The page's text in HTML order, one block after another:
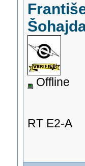
Offline
RT E2-A